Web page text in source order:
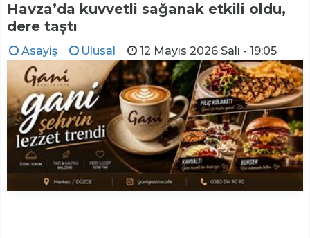
Havza’da kuvvetli sağanak etkili oldu,
dere taştı
Asayiş Ulusal 12 Mayıs 2026 Salı - 19:05